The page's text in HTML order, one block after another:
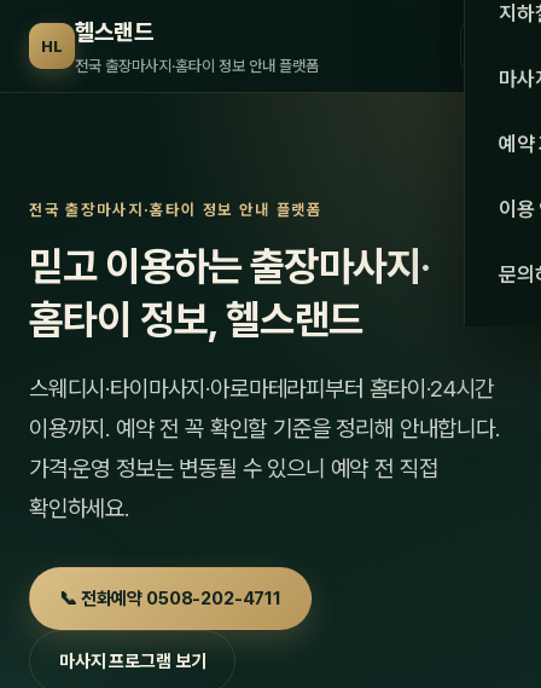
HL 헬스랜드
전국 출장마사지·홈타이 정보 안내 플랫폼 서울
강원·
강원
지하
마사
관리
스
예약
이용
문의
전국 출장마사지·홈타이 정보 안내 플랫폼
믿고 이용하는 출장마사지·
홈타이 정보, 헬스랜드
스웨디시·타이마사지·아로마테라피부터 홈타이·24시간
이용까지. 예약 전 꼭 확인할 기준을 정리해 안내합니다.
가격·운영 정보는 변동될 수 있으니 예약 전 직접
확인하세요.
📞 전화예약 0508-202-4711
마사지 프로그램 보기